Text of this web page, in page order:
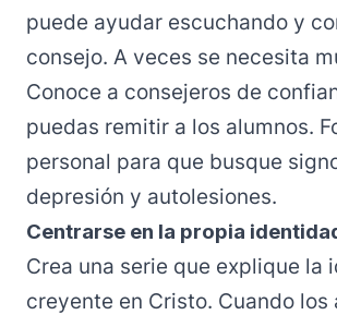
puede ayudar escuchando y
consejo. A veces se necesita
Conoce a consejeros de
puedas remitir a los alumnos.
personal para que busque
depresión y autolesiones.
Centrarse en la propia
Crea una serie que explique la
creyente en Cristo. Cuando los